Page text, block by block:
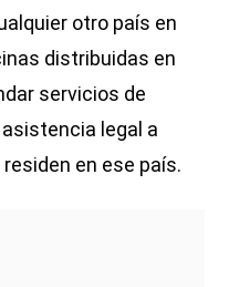
otro país en
distribuidas en
servicios de
legal a
en ese país.